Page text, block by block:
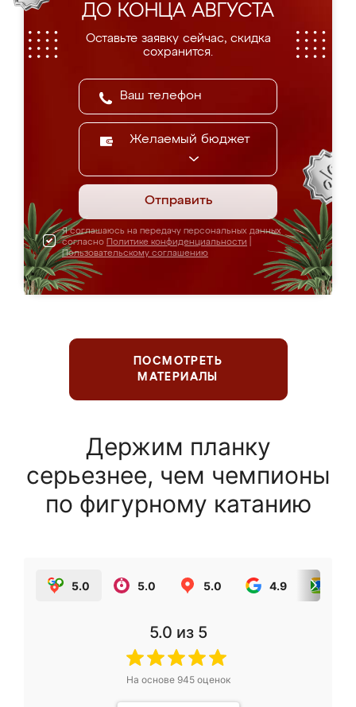
ДО КОНЦА АВГУСТА
Оставьте заявку сейчас, скидка
сохранится.
Желаемый бюджет
Отправить
Я соглашаюсь на передачу персональных данных
согласно Политике конфиденциальности
Пользовательскому соглашению
ПОСМОТРЕТЬ
МАТЕРИАЛЫ
Держим планку
серьезнее, чем чемпионы
по фигурному катанию
5.0 5.0 5.0 4.9
5.0 из 5
На основе 945оценок